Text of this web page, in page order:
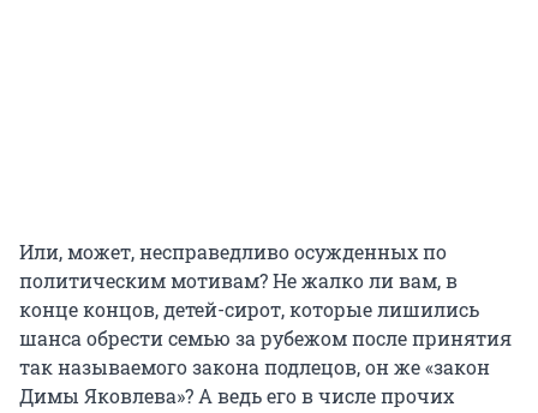
Или, может, несправедливо осужденных по
политическим мотивам? Не жалко ли вам, в
конце концов, детей-сирот, которые лишились
шанса обрести семью за рубежом после принятия
так называемого закона подлецов, он же «закон
Димы Яковлева»? А ведь его в числе прочих